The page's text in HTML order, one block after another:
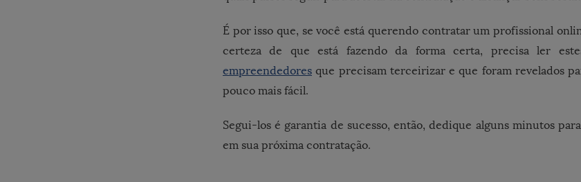
É por isso que, se você está querendo contratar um profissional
certeza de que está fazendo da forma certa, precisa ler
empreendedores que precisam terceirizar e que foram revelados
pouco mais fácil.
Segui-los é garantia de sucesso, então, dedique alguns minutos
em sua próxima contratação.